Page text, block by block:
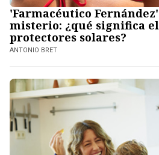
'Farmacéutico
misterio: ¿qué significa
protectores solares?
ANTONIO BRET